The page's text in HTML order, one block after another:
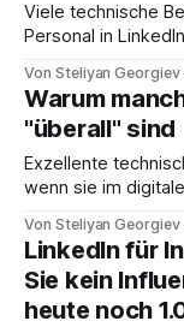
Viele technische
Personal in
Produktupdates,
um „Sichtbarkeit“.
stellt oft fest: Die
Das Ergebnis ist
Von Steliyan Georgiev
Warum
"überall" sind
Exzellente
wenn sie im
Netzwerk gebaut
Wettbewerbern
Präsenz simulieren. Viele Geschäftsführer verlassen
immer noch auf
Von Steliyan Georgiev
LinkedIn für
Sie kein
heute noch